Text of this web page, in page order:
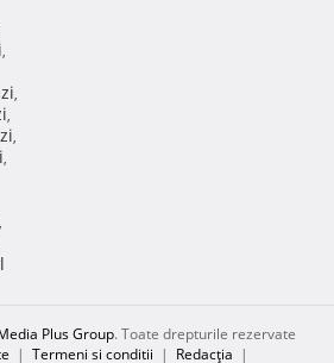
,
,
,
,
,
,
Plus Group. Toate drepturile rezervate
| Termeni si conditii | Redacţia |